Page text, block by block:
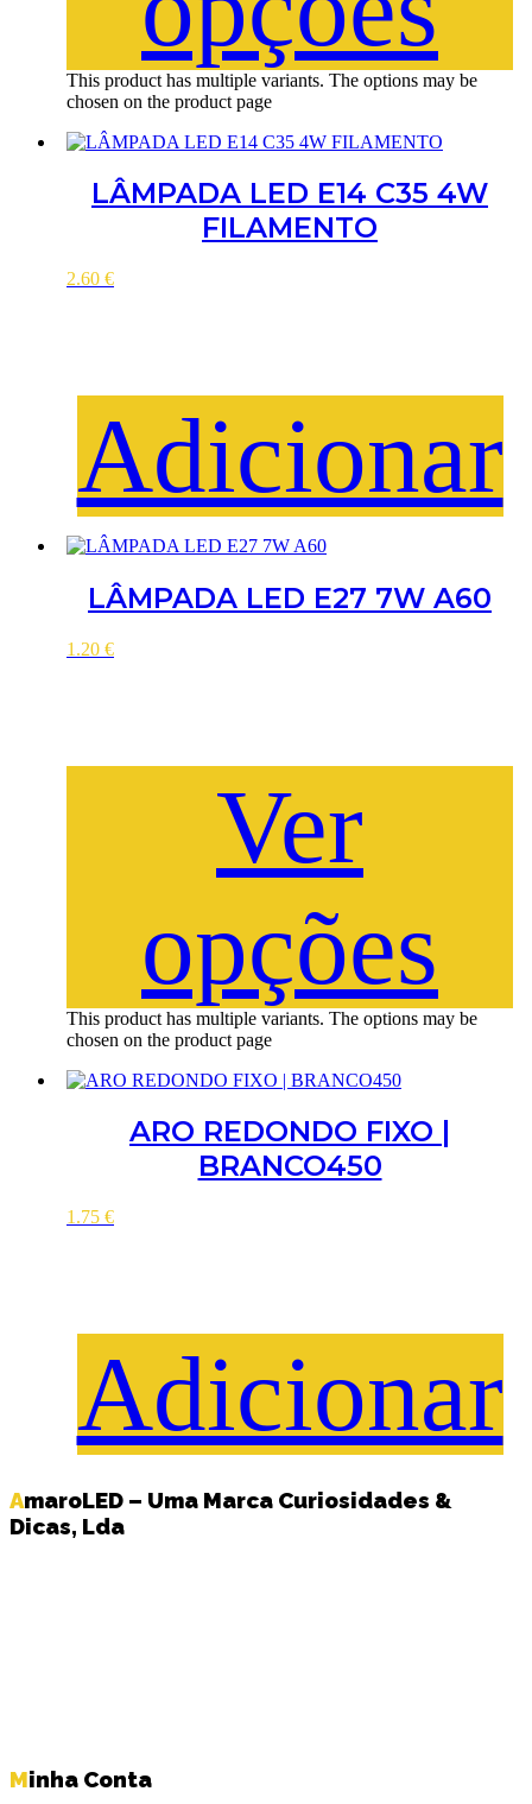
This product has multiple variants. The options may be
chosen on the product page
LÂMPADA LED E14 C35 4W
FILAMENTO
2.60 €
Adicionar
LÂMPADA LED E27 7W A60
1.20 €
Ver
opções
This product has multiple variants. The options may be
chosen on the product page
ARO REDONDO FIXO |
BRANCO450
1.75 €
Adicionar
AmaroLED – Uma Marca Curiosidades &
Dicas, Lda
Minha Conta